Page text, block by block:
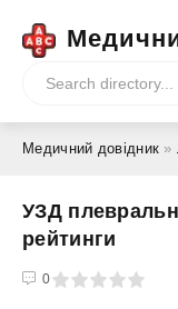
Медичний довідник »
УЗД
рейтинги
0
5